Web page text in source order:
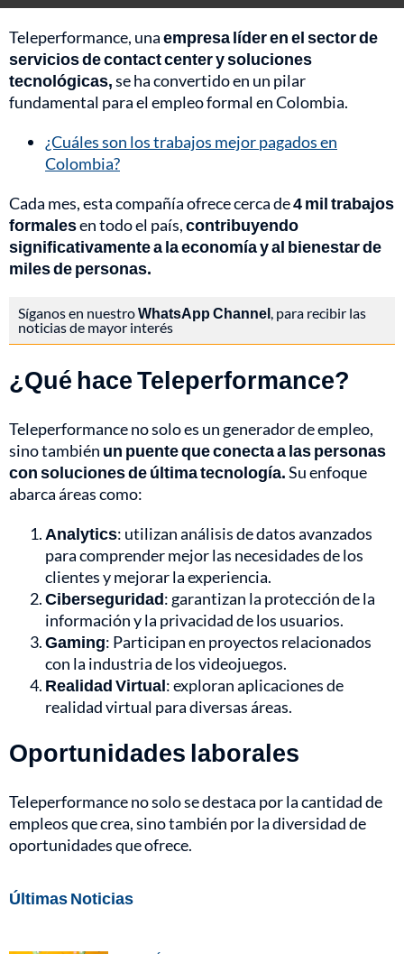
Teleperformance, unaempresa líder en el sector de
servicios de contact center y soluciones
tecnológicas,se ha convertido en un pilar
fundamental para el empleo formal en Colombia.
¿Cuáles son los trabajos mejor pagados en
Colombia?
Cada mes, esta compañía ofrece cerca de4 mil trabajos
formalesen todo el país,contribuyendo
significativamente a la economía y al bienestar de
miles de personas.
Síganos en nuestroWhatsApp Channel, para recibir las
noticias de mayor interés
¿Qué hace Teleperformance?
Teleperformance no solo es un generador de empleo,
sino también un puente que conecta a las personas
con soluciones de última tecnología.Su enfoque
abarca áreas como:
Analytics: utilizan análisis de datos avanzados
para comprender mejor las necesidades de los
clientes y mejorar la experiencia.
Ciberseguridad: garantizan la protección de la
información y la privacidad de los usuarios.
Gaming: Participan en proyectos relacionados
con la industria de los videojuegos.
Realidad Virtual: exploran aplicaciones de
realidad virtual para diversas áreas.
Oportunidades laborales
Teleperformance no solo se destaca por la cantidad de
empleos que crea, sino también por la diversidad de
oportunidades que ofrece.
Últimas Noticias